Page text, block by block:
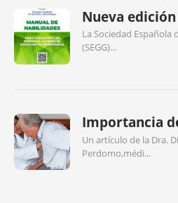
Nueva edición
La Sociedad Española
(SEGG)...
Importancia
Un artículo de la Dra.
Perdomo,médi...